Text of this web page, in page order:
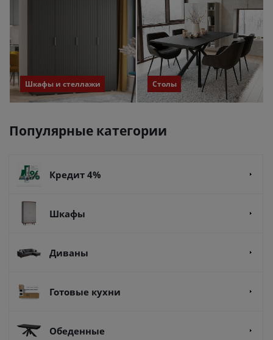
Шкафы и стеллажи Столы
Популярные категории
Кредит 4%
Шкафы
Диваны
Готовые кухни
Обеденные